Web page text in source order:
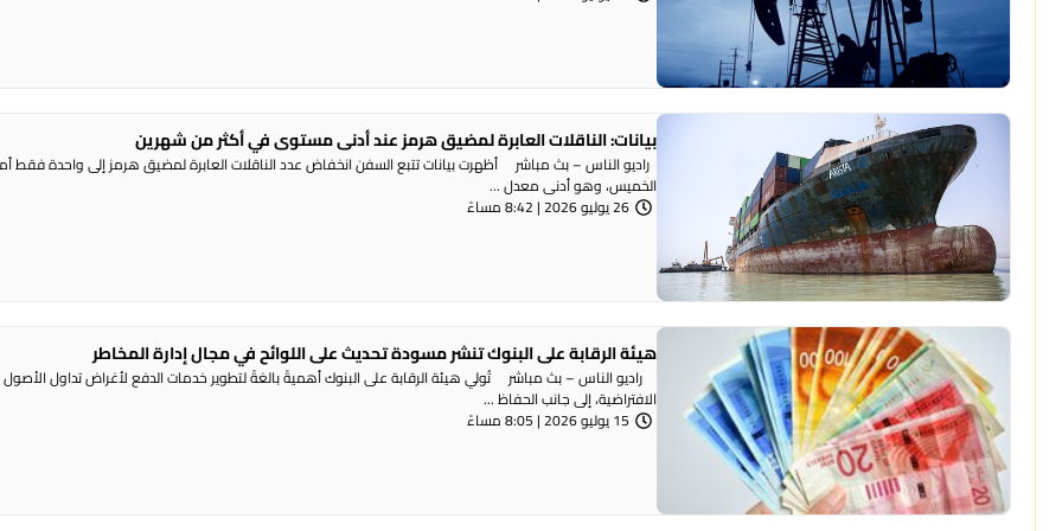
بيانات: الناقلات العابرة لمضيق هرمز عند أدنى مستوى في أكثر من شهرين
راديو الناس – بث مباشر أظهرت بيانات تتبع السفن انخفاض عدد الناقلات العابرة لمضيق هرمز إلى واحدة فقط
الخميس، وهو أدنى معدل ...
26 يوليو 2026 | 8:42 مساءً
هيئة الرقابة على البنوك تنشر مسودة تحديث على اللوائح في مجال إدارة المخاطر
راديو الناس – بث مباشر تُولي هيئة الرقابة على البنوك أهميةً بالغةً لتطوير خدمات الدفع لأغراض تداول الأصول
الافتراضية، إلى جانب الحفاظ ...
15 يوليو 2026 | 8:05 مساءً